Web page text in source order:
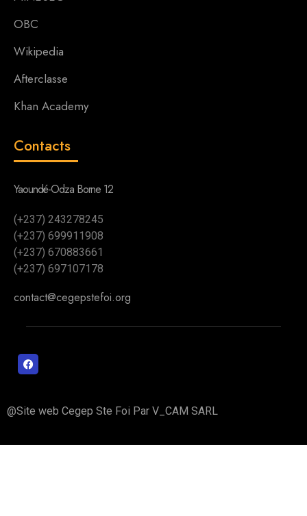
OBC
Wikipedia
Afterclasse
Khan Academy
Contacts
Yaoundé-Odza Borne 12
(+237) 243278245
(+237) 699911908
(+237) 670883661
(+237) 697107178
contact@cegepstefoi.org
@Site web Cegep Ste Foi Par V_CAM SARL